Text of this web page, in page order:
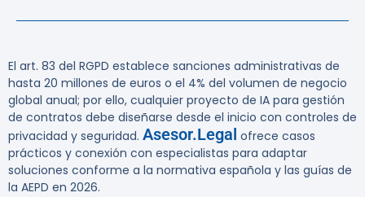
El art. 83 del RGPD establece sanciones administrativas de
hasta 20 millones de euros o el 4% del volumen de negocio
global anual; por ello, cualquier proyecto de IA para gestión
de contratos debe diseñarse desde el inicio con controles de
privacidad y seguridad. Asesor.Legal ofrece casos
prácticos y conexión con especialistas para adaptar
soluciones conforme a la normativa española y las guías de
la AEPD en 2026.